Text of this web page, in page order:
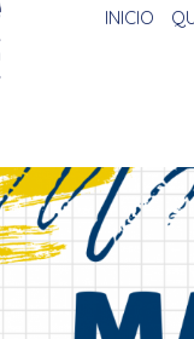
INICIO